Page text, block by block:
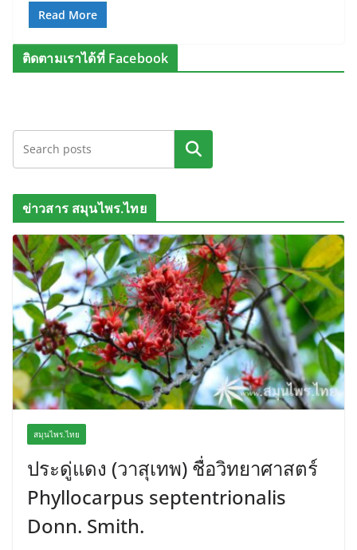
Read More
ติดตามเราได้ที่ Facebook
ค้นหา
ข่าวสาร สมุนไพร.ไทย
สมุนไพร.ไทย
ประดู่แดง (วาสุเทพ) ชื่อวิทยาศาสตร์
Phyllocarpus septentrionalis
Donn. Smith.